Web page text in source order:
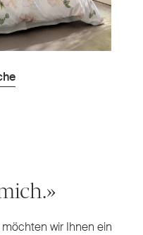
wir Ihnen ein